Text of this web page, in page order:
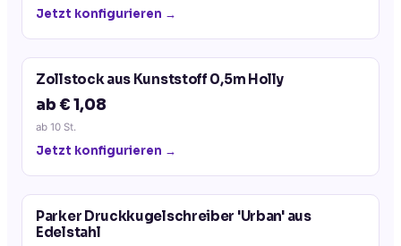
Jetzt konfigurieren →
Zollstock aus Kunststoff 0,5m Holly
ab € 1,08
ab 10 St.
Jetzt konfigurieren →
Parker Druckkugelschreiber 'Urban' aus
Edelstahl